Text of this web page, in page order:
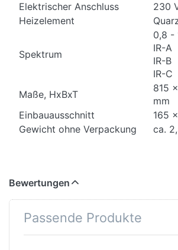
Elektrischer Anschluss
230
Heizelement
Spektrum
0,8 -
IR-A
IR-B
IR-C
Maße, HxBxT
815
mm
Einbauausschnitt
165
Gewicht ohne Verpackung
ca.
Bewertungen
Passende Produkte